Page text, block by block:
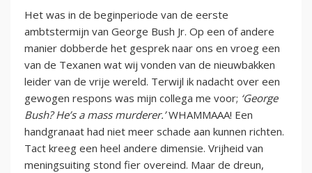
Het was in de beginperiode van de eerste
ambtstermijn van George Bush Jr. Op een of andere
manier dobberde het gesprek naar ons en vroeg een
van de Texanen wat wij vonden van de nieuwbakken
leider van de vrije wereld. Terwijl ik nadacht over een
gewogen respons was mijn collega me voor; ‘George
Bush? He’s a mass murderer.’WHAMMAAA! Een
handgranaat had niet meer schade aan kunnen richten.
Tact kreeg een heel andere dimensie. Vrijheid van
meningsuiting stond fier overeind. Maar de dreun,